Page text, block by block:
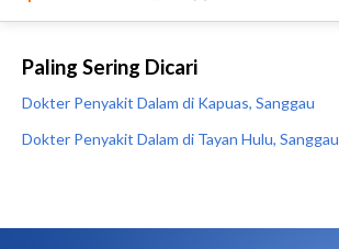
Paling Sering Dicari
Dokter Penyakit Dalam di Kapuas, Sanggau
Dokter Penyakit Dalam di Tayan Hulu, Sanggau